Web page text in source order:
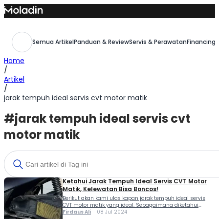
Skip
to
Semua ArtikelPanduan & ReviewServis & Perawatan
Home
/
Artikel
/
jarak tempuh ideal servis cvt motor matik
#jarak tempuh ideal servis cvt
motor matik
Ketahui Jarak Tempuh Ideal Servis CVT Motor
Matik, Kelewatan Bisa Boncos!
Berikut akan kami ulas kapan jarak tempuh ideal servis
CVT motor matik yang ideal. Sebagaimana diketahui
bahwasanya populasi motor matik saat ini mendominasi
Firdaus Ali 08 Jul 2024